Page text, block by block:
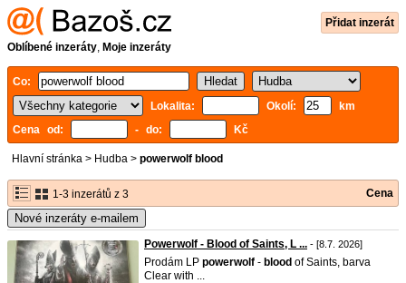
Přidat inzerát
Oblíbené inzeráty, Moje inzeráty
Co:
Lokalita:
Okolí:
km
Cena od:
- do: Kč
Hlavní stránka > Hudba > powerwolf blood
1-3 inzerátů z 3 Cena
Nové inzeráty e-mailem
Powerwolf - Blood of Saints, L ... - [8.7. 2026]
Prodám LP powerwolf - blood of Saints, barva
Clear with ...